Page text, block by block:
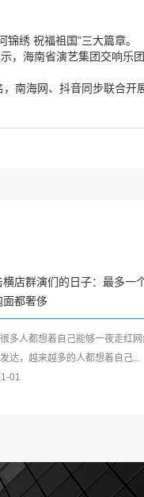
绣 祝福祖国”三大篇章。
，海南省演艺集团交响乐
南海网、抖音同步联合开
横店群演们的日子：最多一
面都奢侈
多人都想着自己能够一夜走红
达，越来越多的人都想着自己...
01